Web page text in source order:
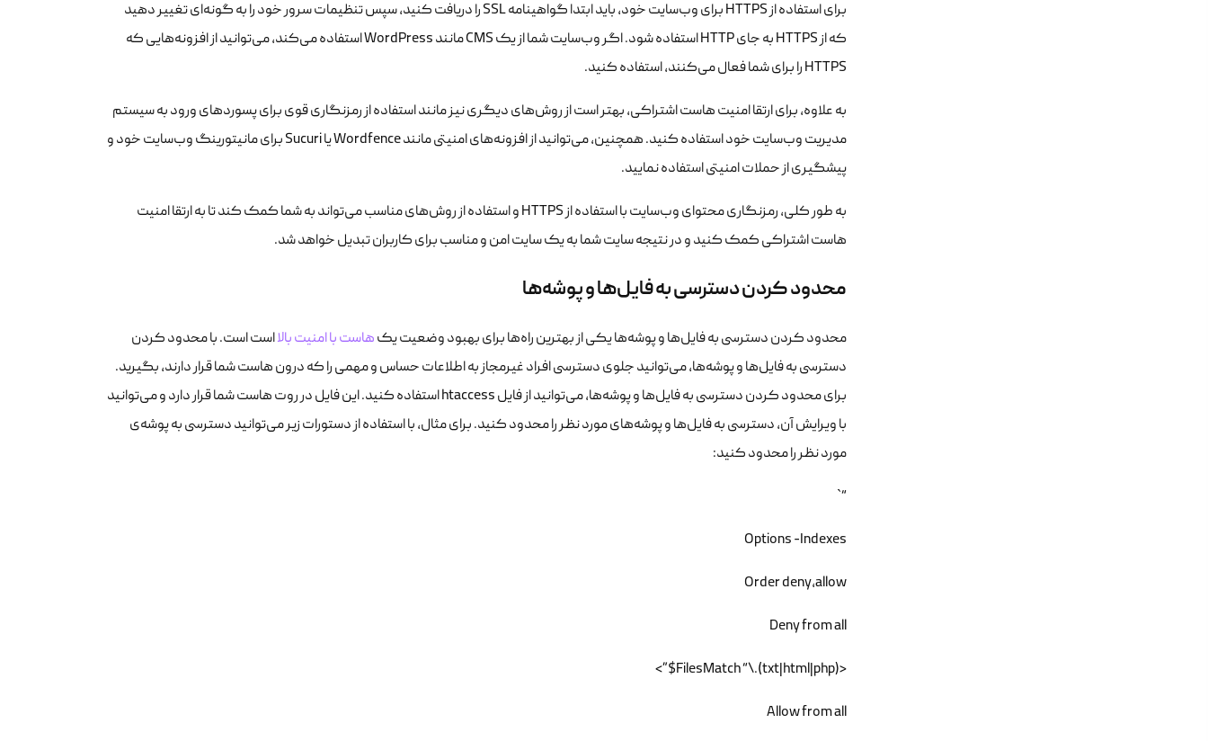
برای استفاده از HTTPS برای وب‌سایت خود، باید ابتدا گواهینامه SSL را دریافت کنید، سپس تنظیمات سرور خود را به گونه‌ای تغییر دهید
که از HTTPS به جای HTTP استفاده شود. اگر وب‌سایت شما از یک CMS مانند WordPress استفاده می‌کند، می‌توانید از افزونه‌هایی که
HTTPS را برای شما فعال می‌کنند، استفاده کنید.
به علاوه، برای ارتقا امنیت هاست اشتراکی، بهتر است از روش‌های دیگری نیز مانند استفاده از رمزنگاری قوی برای پسوردهای ورود به سیستم
مدیریت وب‌سایت خود استفاده کنید. همچنین، می‌توانید از افزونه‌های امنیتی مانند Wordfence یا Sucuri برای مانیتورینگ وب‌سایت خود و
پیشگیری از حملات امنیتی استفاده نمایید.
به طور کلی، رمزنگاری محتوای وب‌سایت با استفاده از HTTPS و استفاده از روش‌های مناسب می‌تواند به شما کمک کند تا به ارتقا امنیت
هاست اشتراکی کمک کنید و در نتیجه سایت شما به یک سایت امن و مناسب برای کاربران تبدیل خواهد شد.
محدود کردن دسترسی به فایل‌ها و پوشه‌ها
محدود کردن دسترسی به فایل‌ها و پوشه‌ها یکی از بهترین راه‌ها برای بهبود وضعیت یکهاست با امنیت بالااست است. با محدود کردن
دسترسی به فایل‌ها و پوشه‌ها، می‌توانید جلوی دسترسی افراد غیرمجاز به اطلاعات حساس و مهمی را که درون هاست شما قرار دارند، بگیرید.
برای محدود کردن دسترسی به فایل‌ها و پوشه‌ها، می‌توانید از فایل htaccess استفاده کنید. این فایل در روت هاست شما قرار دارد و می‌توانید
با ویرایش آن، دسترسی به فایل‌ها و پوشه‌های مورد نظر را محدود کنید. برای مثال، با استفاده از دستورات زیر می‌توانید دسترسی به پوشه‌ی
مورد نظر را محدود کنید:
“`
Options -Indexes
Order deny,allow
Deny from all
<FilesMatch “\.(txt|html|php)$”>
Allow from all